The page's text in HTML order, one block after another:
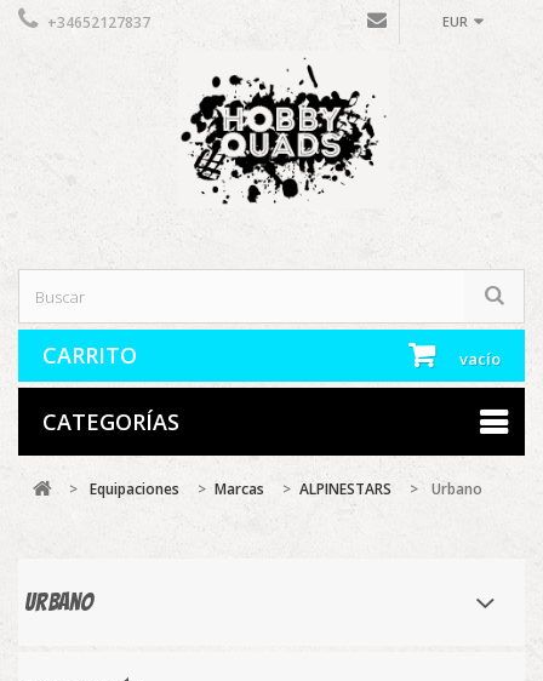
EUR
+34652127837
CARRITO vacío
CATEGORÍAS
> Equipaciones > Marcas > ALPINESTARS > Urbano
Urbano